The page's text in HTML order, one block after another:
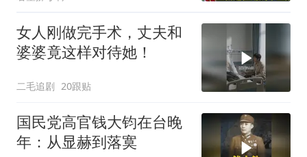
女人刚做完手术，丈夫和
婆婆竟这样对待她！
二毛追剧 20跟贴
国民党高官钱大钧在台晚
年：从显赫到落寞